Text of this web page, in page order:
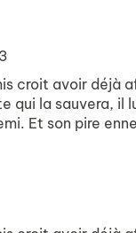
croit avoir déjà
qui la sauvera, il
Et son pire